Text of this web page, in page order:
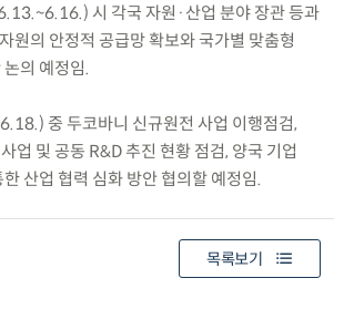
시 각국 자원·산업 분야 장관 등과
원의 안정적 공급망 확보와 국가별 맞춤형
의 예정임.
중 두코바니 신규원전 사업 이행점검,
업 및 공동 R&D 추진 현황 점검, 양국 기업
산업 협력 심화 방안 협의할 예정임.
목록보기